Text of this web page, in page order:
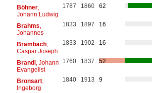
Böhner,
Johann Ludwig
1787 1860 62
Brahms
Johannes
1833 1897 16
Brambach,
Caspar Joseph
1833 1902 16
Brandl, Johann
Evangelist
1760 1837 52
Bronsart,
Ingeborg
1840 1913 9